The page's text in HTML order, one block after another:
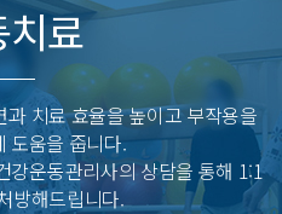
료
치료 효율을 높이고 부작용을
도움을 줍니다.
강운동관리사의 상담을 통해 1:1
방해드립니다.